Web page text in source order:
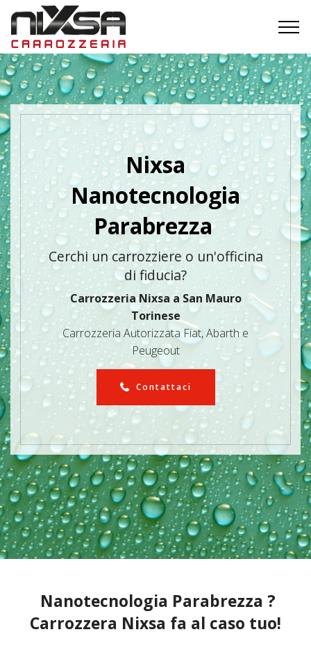
Nixsa
Nanotecnologia
Parabrezza
Cerchi un carrozziere o un'officina
di fiducia?
Carrozzeria Nixsa a San Mauro
Torinese
Carrozzeria Autorizzata Fiat, Abarth e
Peugeout
Contattaci
Nanotecnologia Parabrezza ?
Carrozzera Nixsa fa al caso tuo!